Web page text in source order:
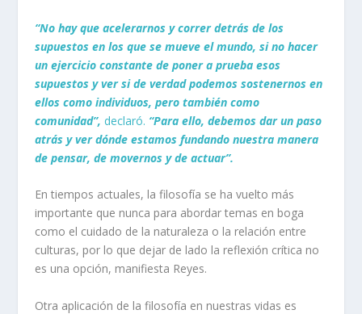
“No hay que acelerarnos y correr detrás de los
supuestos en los que se mueve el mundo, si no hacer
un ejercicio constante de poner a prueba esos
supuestos y ver si de verdad podemos sostenernos en
ellos como individuos, pero también como
comunidad”, declaró. “Para ello, debemos dar un paso
atrás y ver dónde estamos fundando nuestra manera
de pensar, de movernos y de actuar”.
En tiempos actuales, la filosofía se ha vuelto más
importante que nunca para abordar temas en boga
como el cuidado de la naturaleza o la relación entre
culturas, por lo que dejar de lado la reflexión crítica no
es una opción, manifiesta Reyes.
Otra aplicación de la filosofía en nuestras vidas es